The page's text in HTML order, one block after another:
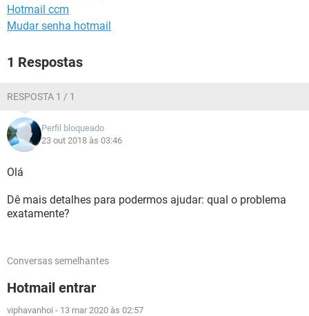
Hotmail ccm
Mudar senha hotmail
1 Respostas
RESPOSTA 1 / 1
Perfil bloqueado
23 out 2018 às 03:46
Olá
Dê mais detalhes para podermos ajudar: qual o problema
exatamente?
Conversas semelhantes
Hotmail entrar
viphavanhoi - 13 mar 2020 às 02:57